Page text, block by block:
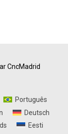
CncMadrid
Português
Deutsch
Eesti